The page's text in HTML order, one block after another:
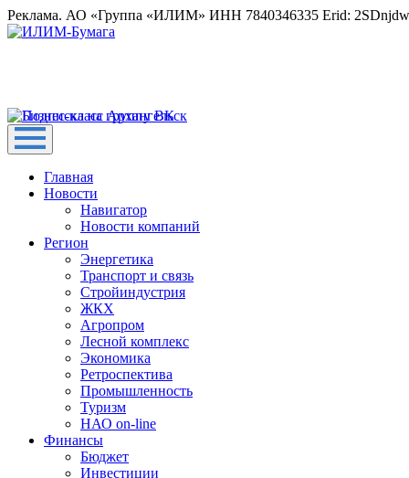
Реклама. АО «Группа «ИЛИМ» ИНН 7840346335 Erid:
Главная
Новости
Навигатор
Новости компаний
Регион
Энергетика
Транспорт и связь
Стройиндустрия
ЖКХ
Агропром
Лесной комплекс
Экономика
Ретроспектива
Промышленность
Туризм
НАО on-line
Финансы
Бюджет
Инвестиции